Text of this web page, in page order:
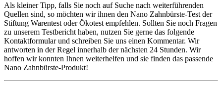
Als kleiner Tipp, falls Sie noch auf Suche nach weiterführenden
Quellen sind, so möchten wir ihnen den Nano Zahnbürste-Test der
Stiftung Warentest oder Ökotest empfehlen. Sollten Sie noch Fragen
zu unserem Testbericht haben, nutzen Sie gerne das folgende
Kontaktformular und schreiben Sie uns einen Kommentar. Wir
antworten in der Regel innerhalb der nächsten 24 Stunden. Wir
hoffen wir konnten Ihnen weiterhelfen und sie finden das passende
Nano Zahnbürste-Produkt!